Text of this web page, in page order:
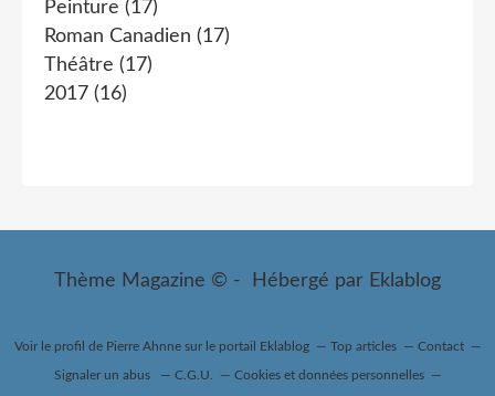
Peinture (17)
Roman Canadien (17)
Théâtre (17)
2017 (16)
Thème Magazine © - Hébergé par Eklablog
Voir le profil de Pierre Ahnnesur le portail Eklablog Top articles Contact
Signaler un abus C.G.U. Cookies et données personnelles